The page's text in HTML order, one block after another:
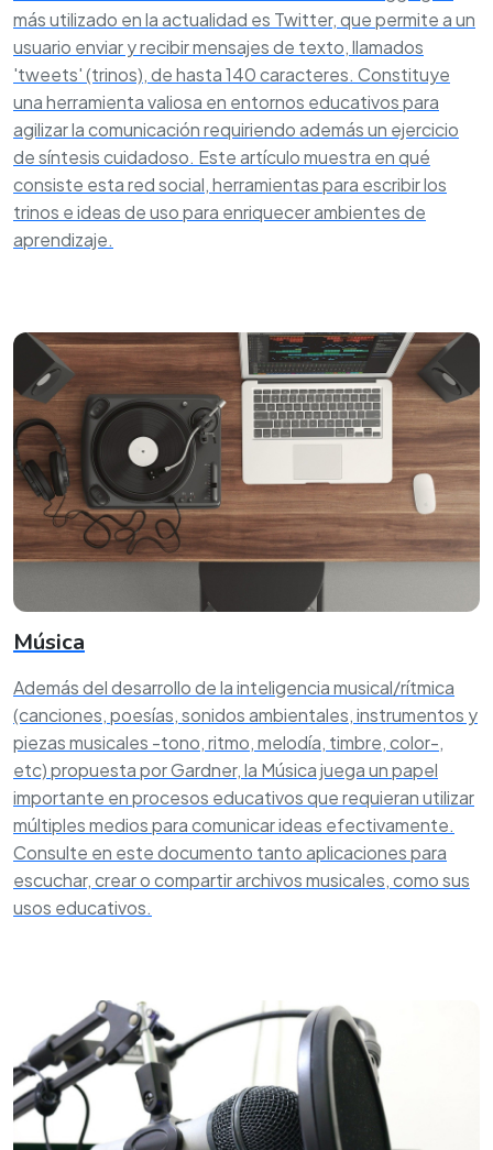
más utilizado en la actualidad es Twitter, que permite a un
usuario enviar y recibir mensajes de texto, llamados
'tweets' (trinos), de hasta 140 caracteres. Constituye
una herramienta valiosa en entornos educativos para
agilizar la comunicación requiriendo además un ejercicio
de síntesis cuidadoso. Este artículo muestra en qué
consiste esta red social, herramientas para escribir los
trinos e ideas de uso para enriquecer ambientes de
aprendizaje.
Música
Además del desarrollo de la inteligencia musical/rítmica
(canciones, poesías, sonidos ambientales, instrumentos y
piezas musicales -tono, ritmo, melodía, timbre, color-,
etc) propuesta por Gardner, la Música juega un papel
importante en procesos educativos que requieran utilizar
múltiples medios para comunicar ideas efectivamente.
Consulte en este documento tanto aplicaciones para
escuchar, crear o compartir archivos musicales, como sus
usos educativos.